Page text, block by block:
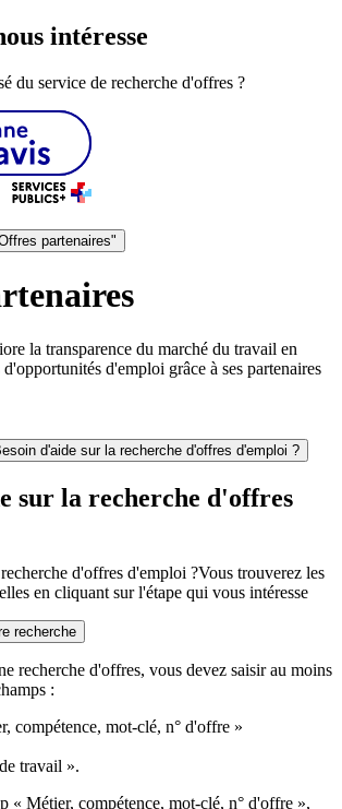
intéresse
du service de recherche d'offres ?
partenaires"
la transparence du marché du travail en
d'emploi grâce à ses partenaires
d'aide sur la recherche d'offres d'emploi ?
sur la recherche d'offres
d'offres d'emploi ?Vous trouverez les
en cliquant sur l'étape qui vous intéresse
recherche
recherche d'offres, vous devez saisir au moins
:
compétence, mot-clé, n° d'offre »
travail ».
« Métier, compétence, mot-clé, n° d'offre »,